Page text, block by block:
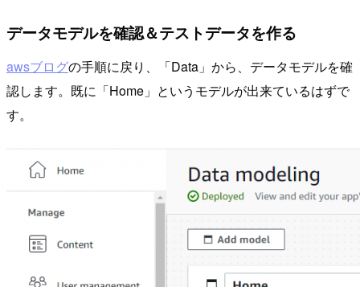
データモデルを確認＆テストデータを作る
awsブログの手順に戻り、「Data」から、データモデルを確
認します。既に「Home」というモデルが出来ているはずで
す。